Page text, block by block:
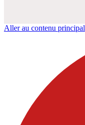
Aller au contenu principal